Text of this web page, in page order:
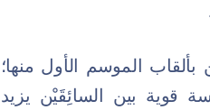
الموسم الأول منها؛
النموذجية «تي 1» منافسة قوية بين السائِقَيْن يزيد